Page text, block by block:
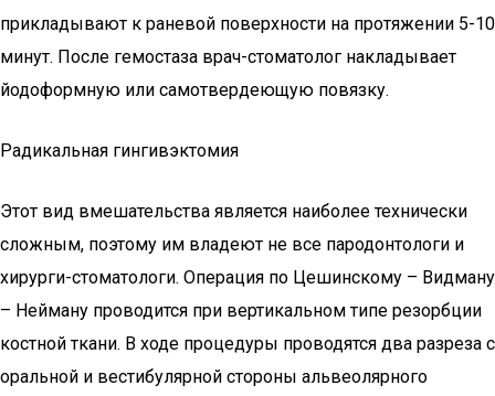
прикладывают к раневой поверхности на протяжении 5-10
минут. После гемостаза врач-стоматолог накладывает
йодоформную или самотвердеющую повязку.
Радикальная гингивэктомия
Этот вид вмешательства является наиболее технически
сложным, поэтому им владеют не все пародонтологи и
хирурги-стоматологи. Операция по Цешинскому – Видману
– Нейману проводится при вертикальном типе резорбции
костной ткани. В ходе процедуры проводятся два разреза с
оральной и вестибулярной стороны альвеолярного